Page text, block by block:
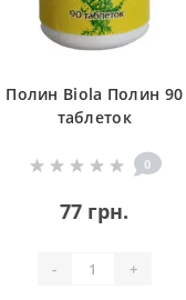
Полин Biola Полин 90
таблеток
0
77 грн.
- +